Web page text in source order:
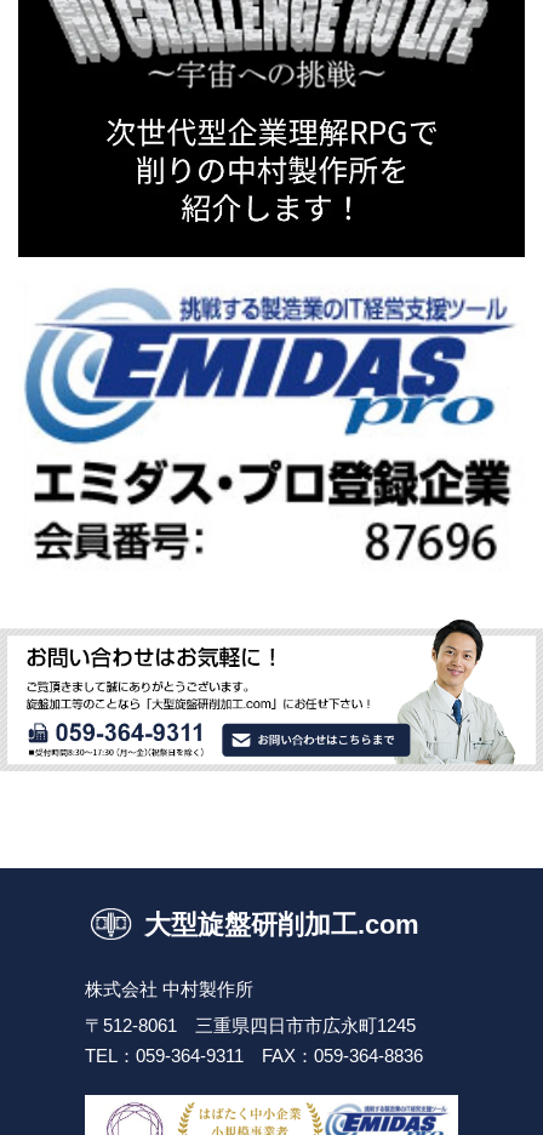
大型旋盤研削加工.com
株式会社 中村製作所
〒512-8061 三重県四日市市広永町1245
TEL：059-364-9311 FAX：059-364-8836